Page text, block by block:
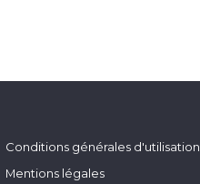
Conditions générales d'utilisation
Mentions légales